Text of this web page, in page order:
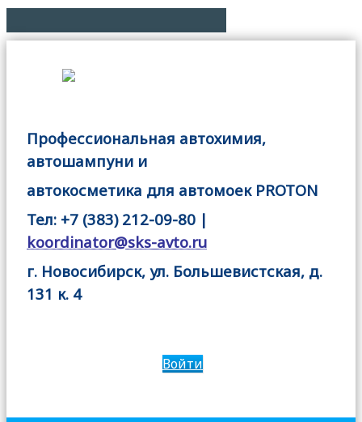
Профессиональная автохимия,
автошампуни и
автокосметика для автомоек PROTON
Тел: +7 (383) 212-09-80 |
koordinator@sks-avto.ru
г. Новосибирск, ул. Большевистская, д.
131 к. 4
Войти